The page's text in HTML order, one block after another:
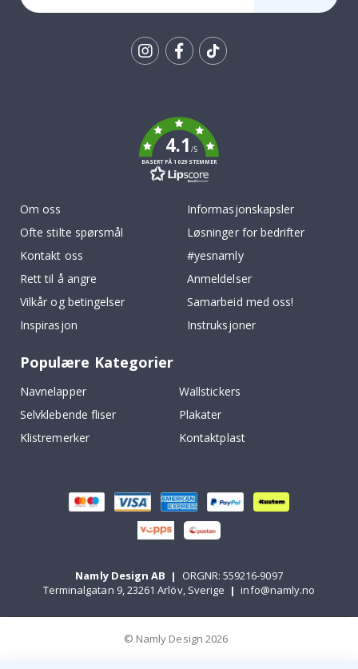
4.1/5
BASERT PÅ 1029 STEMMER
Om oss
Ofte stilte spørsmål
Kontakt oss
Rett til å angre
Vilkår og betingelser
Inspirasjon
Informasjonskapsler
Løsninger for bedrifter
#yesnamly
Anmeldelser
Samarbeid med oss!
Instruksjoner
Populære Kategorier
Navnelapper
Wallstickers
Selvklebende fliser
Plakater
Klistremerker
Kontaktplast
Namly Design AB |
ORGNR: 559216-9097
Terminalgatan 9, 23261 Arlöv, Sverige | info@namly.no
© Namly Design 2026